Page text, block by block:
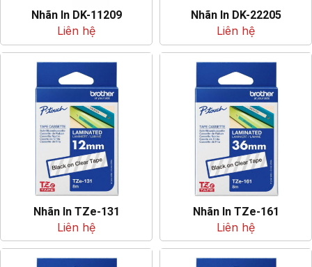
Nhãn In DK-11209
Liên hệ
Nhãn In DK-22205
Liên hệ
Nhãn In TZe-131
Liên hệ
Nhãn In TZe-161
Liên hệ